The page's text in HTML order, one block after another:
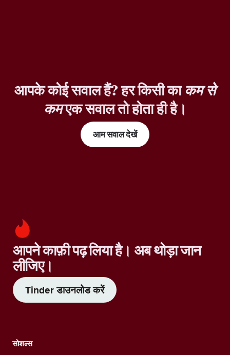
आपके कोई सवाल हैं? हर किसी काकम से
कमएक सवाल तो होता ही है।
आम सवाल देखें
आपने काफ़ी पढ़ लिया है। अब थोड़ा जान
लीजिए।
Tinder डाउनलोड करें
सोशल्स